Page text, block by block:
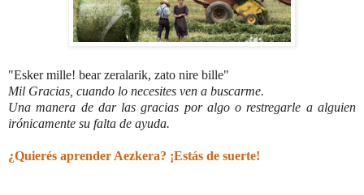
"Esker mille! bear zeralarik, zato nire bille"
Mil Gracias, cuando lo necesites ven a buscarme.
Una manera de dar las gracias por algo o restregarle a alguien
irónicamente su falta de ayuda.
¿Quierés aprender Aezkera? ¡Estás de suerte!